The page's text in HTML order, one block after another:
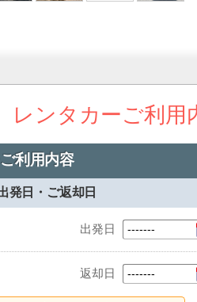
レンタカーご利用
利用内容
発日・ご返却日
出発日
返却日